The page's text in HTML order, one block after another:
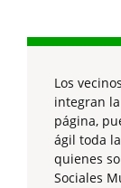
Los
integran
página,
ágil toda
quienes
Sociales